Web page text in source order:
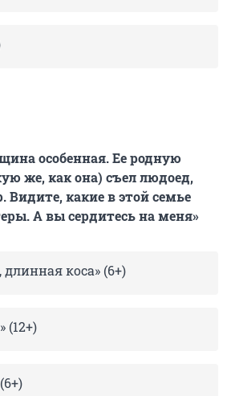
особенная. Ее родную
же, как она) съел людоед,
Видите, какие в этой семье
А вы сердитесь на меня»
длинная коса» (6+)
(12+)